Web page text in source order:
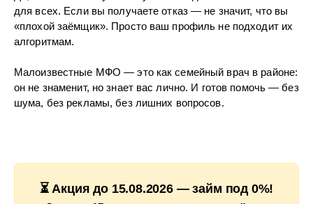
для всех. Если вы получаете отказ — не значит, что вы
«плохой заёмщик». Просто ваш профиль не подходит их
алгоритмам.
Малоизвестные МФО — это как семейный врач в районе:
он не знаменит, но знает вас лично. И готов помочь — без
шума, без рекламы, без лишних вопросов.
⏳ Акция до 15.08.2026 — займ под 0%!